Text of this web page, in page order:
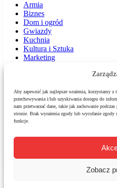
Aby zapewnić jak najlepsze wrażenia, korzystamy
przechowywania i/lub uzyskiwania dostępu do
nam przetwarzać dane, takie jak zachowanie
stronie. Brak wyrażenia zgody lub wycofanie zgody
funkcje.
Zobacz
Armia
Biznes
Dom i ogród
Gwiazdy
Kuchnia
Kultura i Sztuka
Marketing
Podróże
Polityka
Sport
Środowisko
Technologie